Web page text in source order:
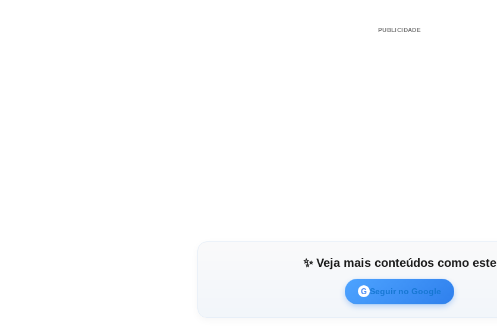
PUBLICIDADE
✨ Veja mais conteúdos como este
G Seguir no Google